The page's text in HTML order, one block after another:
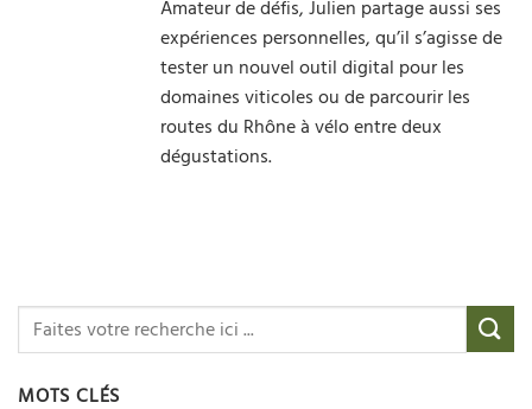
Amateur de défis, Julien partage aussi ses
expériences personnelles, qu’il s’agisse de
tester un nouvel outil digital pour les
domaines viticoles ou de parcourir les
routes du Rhône à vélo entre deux
dégustations.
MOTS CLÉS